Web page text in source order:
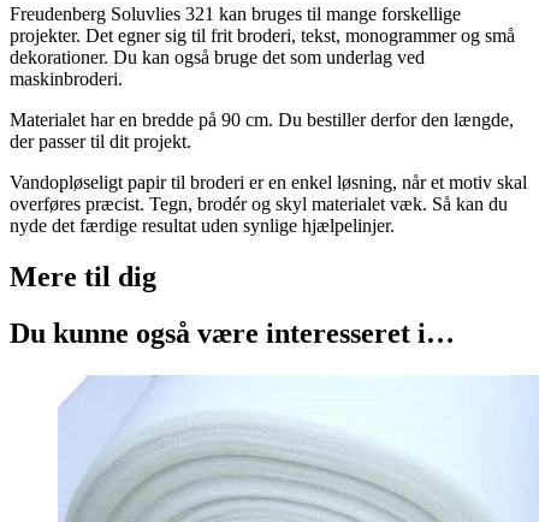
Freudenberg Soluvlies 321 kan bruges til mange forskellige
projekter. Det egner sig til frit broderi, tekst, monogrammer og små
dekorationer. Du kan også bruge det som underlag ved
maskinbroderi.
Materialet har en bredde på 90 cm. Du bestiller derfor den længde,
der passer til dit projekt.
Vandopløseligt papir til broderi er en enkel løsning, når et motiv skal
overføres præcist. Tegn, brodér og skyl materialet væk. Så kan du
nyde det færdige resultat uden synlige hjælpelinjer.
Mere til dig
Du kunne også være interesseret i…